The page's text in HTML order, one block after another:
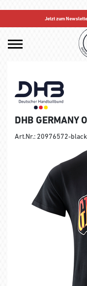
Jetzt zum
DHB GERMANY
Art.Nr.: 20976572-